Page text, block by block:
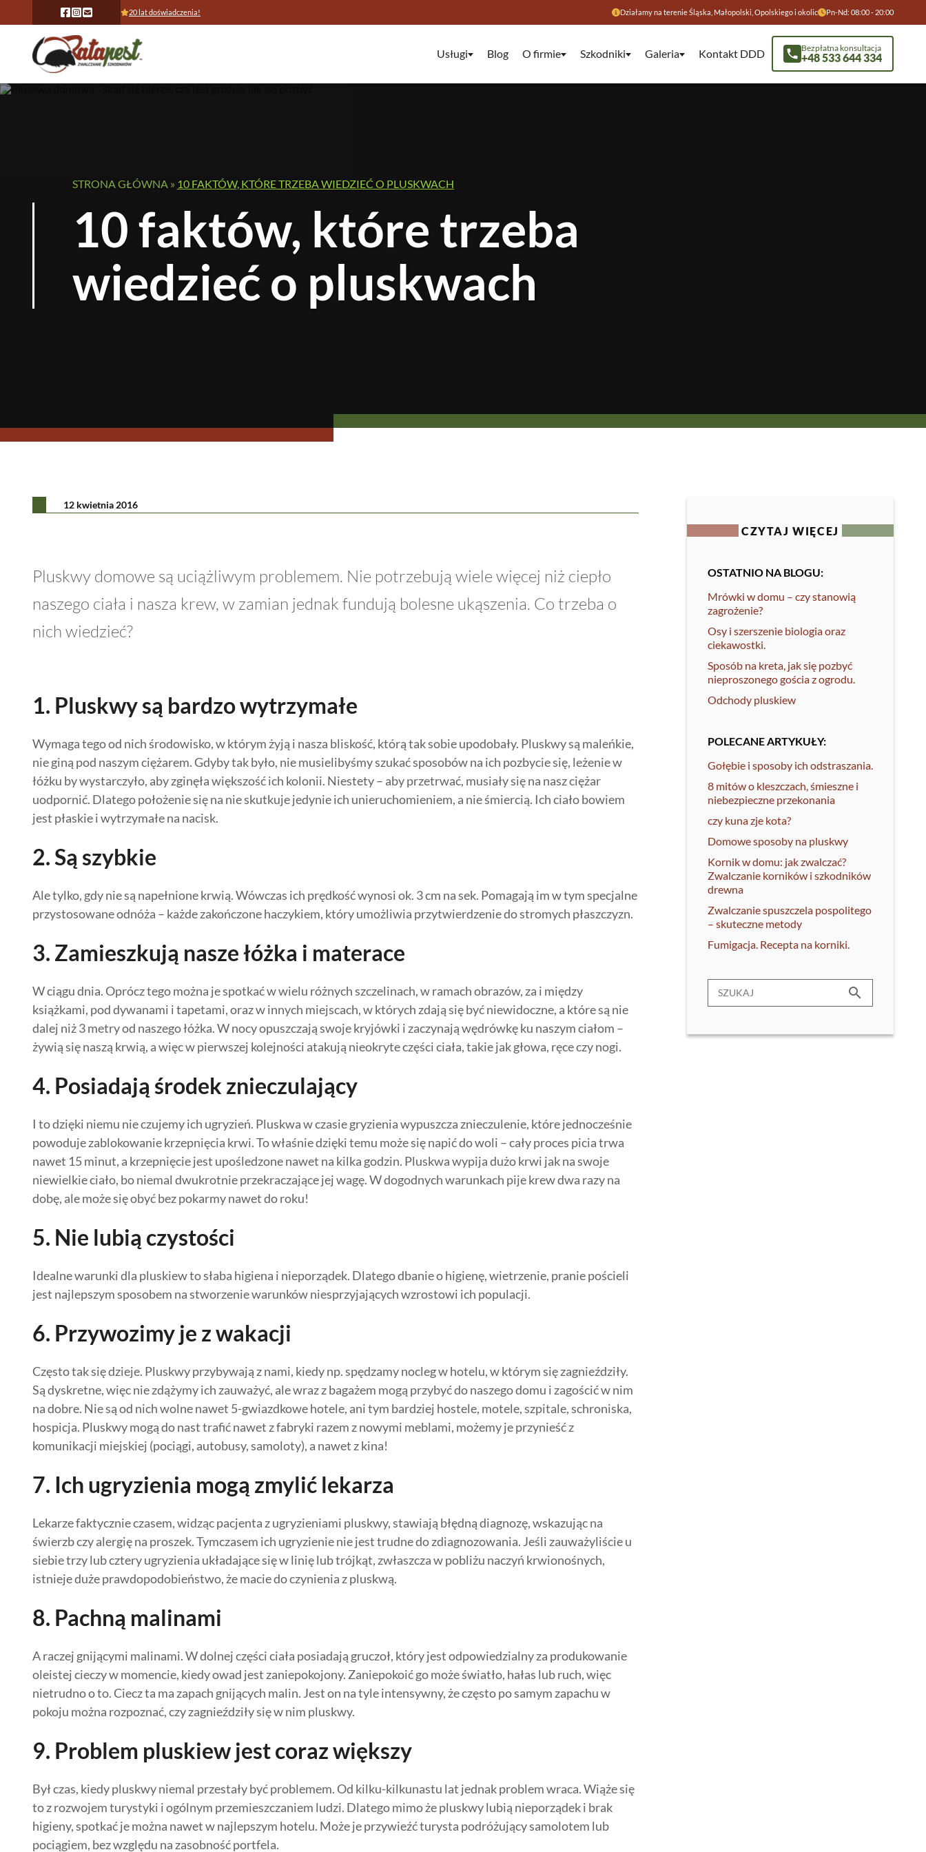
20 lat doświadczenia! Działamy na terenie Śląska, Małopolski, Opolskiego i okolic Pn-Nd: 08:00 - 20:00
Usługi Blog O firmie Szkodniki Galeria Kontakt DDD Bezpłatna konsultacja
+48 533 644 334
STRONA GŁÓWNA » 10 FAKTÓW, KTÓRE TRZEBA WIEDZIEĆ O PLUSKWACH
10 faktów, które trzeba
wiedzieć o pluskwach
12 kwietnia 2016
Pluskwy domowe są uciążliwym problemem. Nie potrzebują wiele więcej niż ciepło
naszego ciała i nasza krew, w zamian jednak fundują bolesne ukąszenia. Co trzeba o
nich wiedzieć?
1. Pluskwy są bardzo wytrzymałe
Wymaga tego od nich środowisko, w którym żyją i nasza bliskość, którą tak sobie upodobały. Pluskwy są maleńkie,
nie giną pod naszym ciężarem. Gdyby tak było, nie musielibyśmy szukać sposobów na ich pozbycie się, leżenie w
łóżku by wystarczyło, aby zginęła większość ich kolonii. Niestety – aby przetrwać, musiały się na nasz ciężar
uodpornić. Dlatego położenie się na nie skutkuje jedynie ich unieruchomieniem, a nie śmiercią. Ich ciało bowiem
jest płaskie i wytrzymałe na nacisk.
2. Są szybkie
Ale tylko, gdy nie są napełnione krwią. Wówczas ich prędkość wynosi ok. 3 cm na sek. Pomagają im w tym specjalne
przystosowane odnóża – każde zakończone haczykiem, który umożliwia przytwierdzenie do stromych płaszczyzn.
3. Zamieszkują nasze łóżka i materace
W ciągu dnia. Oprócz tego można je spotkać w wielu różnych szczelinach, w ramach obrazów, za i między
książkami, pod dywanami i tapetami, oraz w innych miejscach, w których zdają się być niewidoczne, a które są nie
dalej niż 3 metry od naszego łóżka. W nocy opuszczają swoje kryjówki i zaczynają wędrówkę ku naszym ciałom –
żywią się naszą krwią, a więc w pierwszej kolejności atakują nieokryte części ciała, takie jak głowa, ręce czy nogi.
4. Posiadają środek znieczulający
I to dzięki niemu nie czujemy ich ugryzień. Pluskwa w czasie gryzienia wypuszcza znieczulenie, które jednocześnie
powoduje zablokowanie krzepnięcia krwi. To właśnie dzięki temu może się napić do woli – cały proces picia trwa
nawet 15 minut, a krzepnięcie jest upośledzone nawet na kilka godzin. Pluskwa wypija dużo krwi jak na swoje
niewielkie ciało, bo niemal dwukrotnie przekraczające jej wagę. W dogodnych warunkach pije krew dwa razy na
dobę, ale może się obyć bez pokarmy nawet do roku!
5. Nie lubią czystości
Idealne warunki dla pluskiew to słaba higiena i nieporządek. Dlatego dbanie o higienę, wietrzenie, pranie pościeli
jest najlepszym sposobem na stworzenie warunków niesprzyjających wzrostowi ich populacji.
6. Przywozimy je z wakacji
Często tak się dzieje. Pluskwy przybywają z nami, kiedy np. spędzamy nocleg w hotelu, w którym się zagnieździły.
Są dyskretne, więc nie zdążymy ich zauważyć, ale wraz z bagażem mogą przybyć do naszego domu i zagościć w nim
na dobre. Nie są od nich wolne nawet 5-gwiazdkowe hotele, ani tym bardziej hostele, motele, szpitale, schroniska,
hospicja. Pluskwy mogą do nast trafić nawet z fabryki razem z nowymi meblami, możemy je przynieść z
komunikacji miejskiej (pociągi, autobusy, samoloty), a nawet z kina!
7. Ich ugryzienia mogą zmylić lekarza
Lekarze faktycznie czasem, widząc pacjenta z ugryzieniami pluskwy, stawiają błędną diagnozę, wskazując na
świerzb czy alergię na proszek. Tymczasem ich ugryzienie nie jest trudne do zdiagnozowania. Jeśli zauważyliście u
siebie trzy lub cztery ugryzienia układające się w linię lub trójkąt, zwłaszcza w pobliżu naczyń krwionośnych,
istnieje duże prawdopodobieństwo, że macie do czynienia z pluskwą.
8. Pachną malinami
A raczej gnijącymi malinami. W dolnej części ciała posiadają gruczoł, który jest odpowiedzialny za produkowanie
oleistej cieczy w momencie, kiedy owad jest zaniepokojony. Zaniepokoić go może światło, hałas lub ruch, więc
nietrudno o to. Ciecz ta ma zapach gnijących malin. Jest on na tyle intensywny, że często po samym zapachu w
pokoju można rozpoznać, czy zagnieździły się w nim pluskwy.
9. Problem pluskiew jest coraz większy
Był czas, kiedy pluskwy niemal przestały być problemem. Od kilku-kilkunastu lat jednak problem wraca. Wiąże się
to z rozwojem turystyki i ogólnym przemieszczaniem ludzi. Dlatego mimo że pluskwy lubią nieporządek i brak
higieny, spotkać je można nawet w najlepszym hotelu. Może je przywieźć turysta podróżujący samolotem lub
pociągiem, bez względu na zasobność portfela.
CZYTAJ WIĘCEJ
OSTATNIO NA BLOGU:
Mrówki w domu – czy stanowią
zagrożenie?
Osy i szerszenie biologia oraz
ciekawostki.
Sposób na kreta, jak się pozbyć
nieproszonego gościa z ogrodu.
Odchody pluskiew
POLECANE ARTYKUŁY:
Gołębie i sposoby ich odstraszania.
8 mitów o kleszczach, śmieszne i
niebezpieczne przekonania
czy kuna zje kota?
Domowe sposoby na pluskwy
Kornik w domu: jak zwalczać?
Zwalczanie korników i szkodników
drewna
Zwalczanie spuszczela pospolitego
– skuteczne metody
Fumigacja. Recepta na korniki.
search